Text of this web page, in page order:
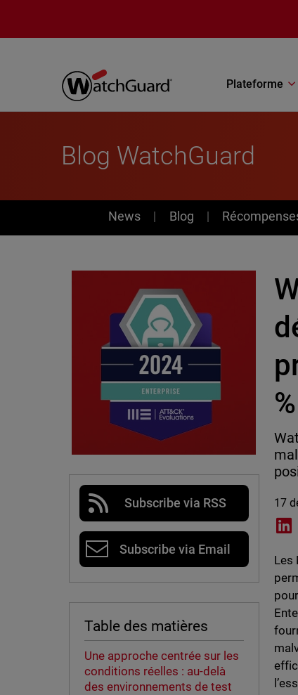
Plateforme
Blog WatchGuard
News
News Blog
Subscribe via RSS
Subscribe via Email
Table des matières
Une approche centrée sur les
conditions réelles : au-delà
des environnements de test
17
Les